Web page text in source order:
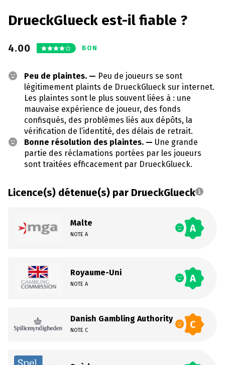
DrueckGlueck est-il fiable ?
4.00 BON
Peu de plaintes. — Peu de joueurs se sont
légitimement plaints de DrueckGlueck sur internet.
Les plaintes sont le plus souvent liées à : une
mauvaise expérience de joueur, des fonds
confisqués, des problèmes liés aux dépôts, la
vérification de l’identité, des délais de retrait.
Bonne résolution des plaintes. — Une grande
partie des réclamations portées par les joueurs
sont traitées efficacement par DrueckGlueck.
Licence(s) détenue(s) par DrueckGlueck
Malte
NOTE A A
Royaume-Uni
NOTE A A
Danish Gambling Authority
NOTE C C